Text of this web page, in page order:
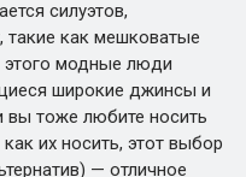
силуэтов,
как мешковатые
модные люди
широкие джинсы и
вы тоже любите носить
их носить, этот выбор
— отличное